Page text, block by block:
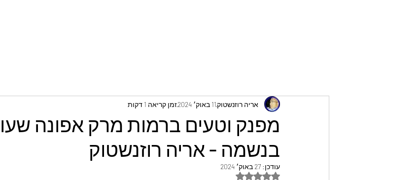
מפנק וטעים ברמות מרק אפונה
בנשמה - אריה רוזנשטוק
אריה רוזנשטוק11 באוק׳ 2024 זמן קריאה 1 דקות
עודכן: 27 באוק׳ 2024
דירוג של NaN מתוך 5 כוכבים